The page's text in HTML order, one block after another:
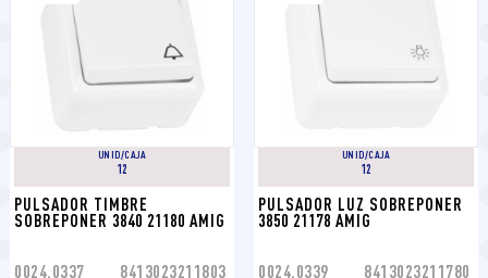
UNID/CAJA
12
PULSADOR TIMBRE
SOBREPONER 3840 21180 AMIG
0024.0337 8413023211803
UNID/CAJA
12
PULSADOR LUZ SOBREPONER
3850 21178 AMIG
0024.0339 8413023211780